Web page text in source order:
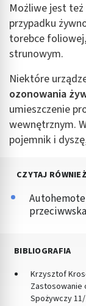
Możliwe jest
przypadku
torebce
strunowym.
Niektóre
ozonowania
umieszczenie
wewnętrznym.
pojemnik i
CZYTAJ RÓWNIEŻ
BIBLIOGRAFIA
Krzysztof
Zastosowanie
Spożywczy